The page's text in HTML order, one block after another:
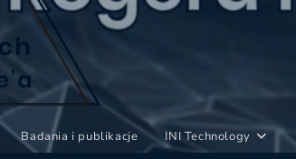
Badania i publikacje INI Technology